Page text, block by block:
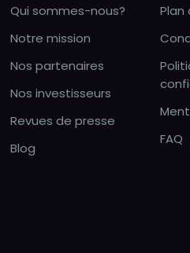
Qui sommes-nous?
Notre mission
Nos partenaires
Nos investisseurs
Revues de presse
Blog
Plan
FAQ